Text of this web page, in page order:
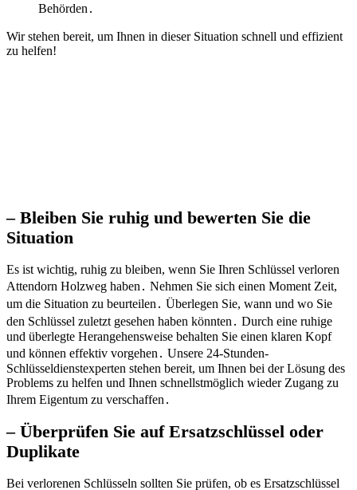
Behörden․
Wir stehen bereit, um Ihnen in dieser Situation schnell und effizient
zu helfen!​
– Bleiben Sie ruhig und bewerten Sie die
Situation
Es ist wichtig, ruhig zu bleiben, wenn Sie Ihren Schlüssel verloren
Attendorn Holzweg haben․ Nehmen Sie sich einen Moment Zeit,
um die Situation zu beurteilen․ Überlegen Sie, wann und wo Sie
den Schlüssel zuletzt gesehen haben könnten․ Durch eine ruhige
und überlegte Herangehensweise behalten Sie einen klaren Kopf
und können effektiv vorgehen․ Unsere 24-Stunden-
Schlüsseldienstexperten stehen bereit, um Ihnen bei der Lösung des
Problems zu helfen und Ihnen schnellstmöglich wieder Zugang zu
Ihrem Eigentum zu verschaffen․
– Überprüfen Sie auf Ersatzschlüssel oder
Duplikate
Bei verlorenen Schlüsseln sollten Sie prüfen, ob es Ersatzschlüssel